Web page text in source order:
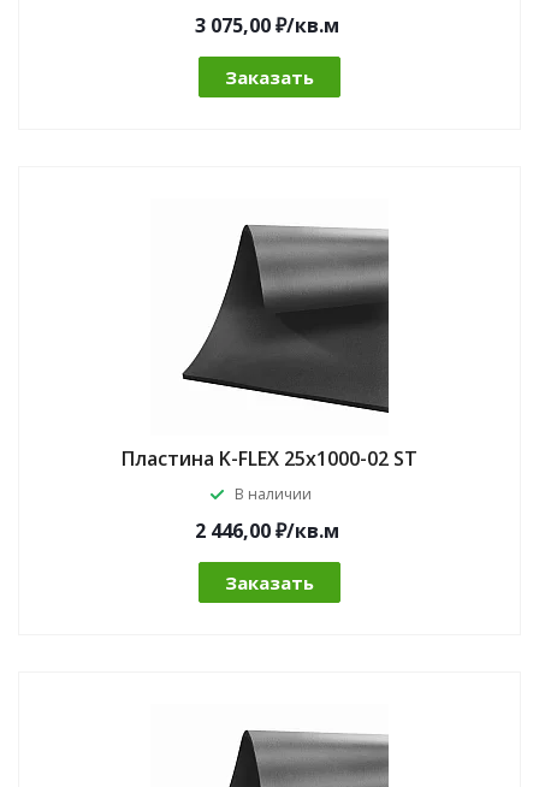
3 075,00 ₽/кв.м
Заказать
Пластина K-FLEX 25x1000-02 ST
В наличии
2 446,00 ₽/кв.м
Заказать